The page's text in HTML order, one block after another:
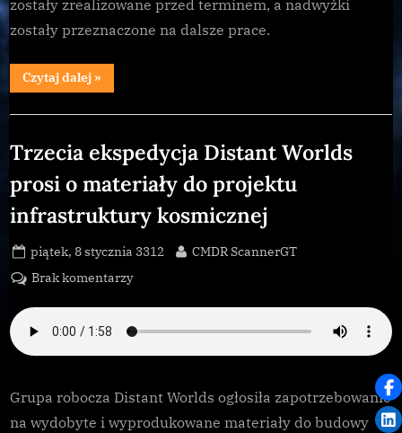
zostały zrealizowane przed terminem, a nadwyżki
zostały przeznaczone na dalsze prace.
Czytaj dalej“Przygotowania
do
Distant
sukcesem”
»
Trzecia ekspedycja Distant Worlds
prosi o materiały do projektu
infrastruktury kosmicznej
Posted
on
piątek, 8 stycznia 3312 By
CMDR ScannerGT
Brak komentarzydo
Distant
Worlds
o
materiały
Grupa robocza Distant Worlds ogłosiła zapotrzebowanie
na wydobyte i wyprodukowane materiały do budowy